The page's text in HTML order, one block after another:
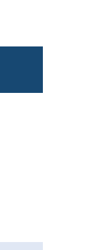
öffnet neues